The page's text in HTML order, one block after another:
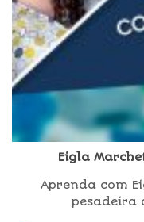
Eigla
Aprenda com
pesadeira